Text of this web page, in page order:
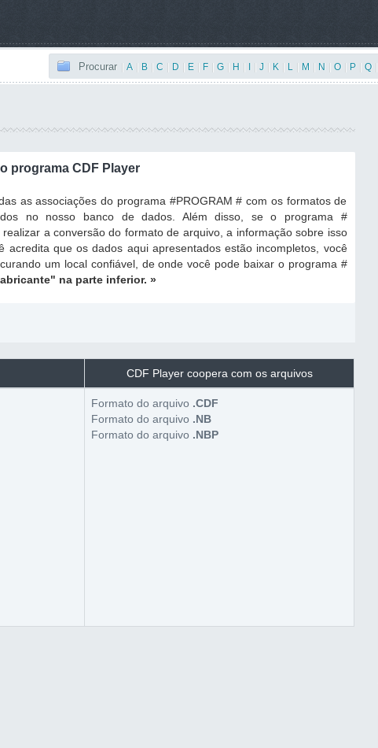
Procurar A B C D E F G H J K L M N O P Q
programa CDF Player
as associações do programa #PROGRAM # com os formatos de
no nosso banco de dados. Além disso, se o programa #
a conversão do formato de arquivo, a informação sobre isso
acredita que os dados aqui apresentados estão incompletos, você
um local confiável, de onde você pode baixar o programa #
na parte inferior. »
CDF Player coopera com os arquivos
Formato do arquivo .CDF
Formato do arquivo .NB
Formato do arquivo .NBP